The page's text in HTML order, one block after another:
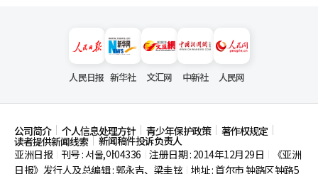
人民日报 新华社 文汇网 中新社 人民网
公司简介 个人信息处理方针 青少年保护政策 著作权规定
读者提供新闻线索
新闻稿件投诉负责人
亚洲日报
刊号 : 서울,아04336 注册日期 : 2014年12月29日
《亚洲
日报》发行人及总编辑 : 郭永吉、梁圭铉 地址 : 首尔市钟路区钟路5